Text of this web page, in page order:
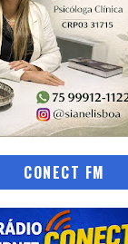
CONECT FM